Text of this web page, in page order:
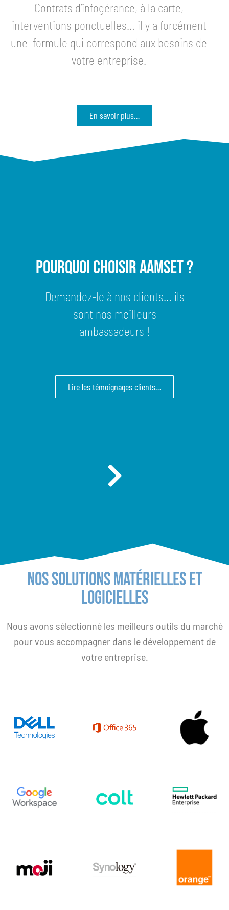
Contrats d’infogérance, à la carte,
interventions ponctuelles… il y a forcément
une formule qui correspond aux besoins de
votre entreprise.
En savoir plus…
Pourquoi choisir AAMSET ?
Demandez-le à nos clients… ils
sont nos meilleurs
ambassadeurs !
Lire les témoignages clients…
NoS Solutions matérielles et
logicielles
Nous avons sélectionné les meilleurs outils du marché
pour vous accompagner dans le développement de
votre entreprise.